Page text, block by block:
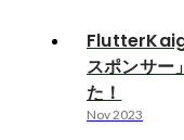
スポンサー
た！
Nov 2023